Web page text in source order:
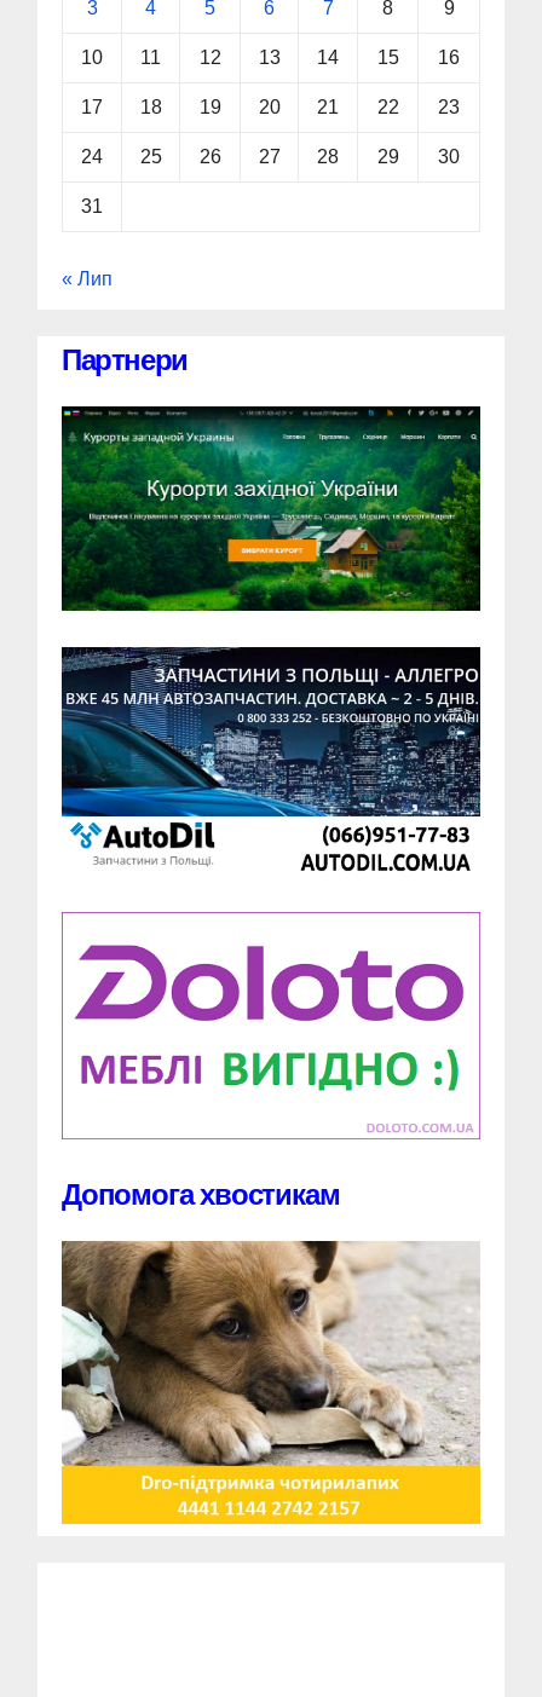
3 4 5 6 7 8 9
10 11 12 13 14 15 16
17 18 19 20 21 22 23
24 25 26 27 28 29 30
31
« Лип
Партнери
Допомога хвостикам